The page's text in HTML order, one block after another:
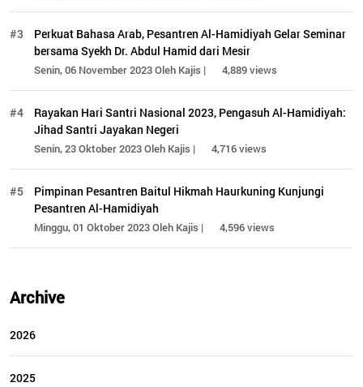
#3
Perkuat Bahasa Arab, Pesantren Al-Hamidiyah Gelar Seminar
bersama Syekh Dr. Abdul Hamid dari Mesir
Senin, 06 November 2023 Oleh Kajis | 4,889 views
#4
Rayakan Hari Santri Nasional 2023, Pengasuh Al-Hamidiyah:
Jihad Santri Jayakan Negeri
Senin, 23 Oktober 2023 Oleh Kajis | 4,716 views
#5
Pimpinan Pesantren Baitul Hikmah Haurkuning Kunjungi
Pesantren Al-Hamidiyah
Minggu, 01 Oktober 2023 Oleh Kajis | 4,596 views
Archive
2026
2025